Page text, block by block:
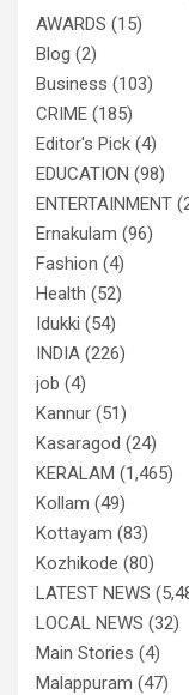
AWARDS (15)
Blog (2)
Business (103)
CRIME (185)
Editor's Pick (4)
EDUCATION (98)
ENTERTAINMENT
Ernakulam (96)
Fashion (4)
Health (52)
Idukki (54)
INDIA (226)
job (4)
Kannur (51)
Kasaragod (24)
KERALAM (1,465)
Kollam (49)
Kottayam (83)
Kozhikode (80)
LATEST NEWS
LOCAL NEWS (32)
Main Stories (4)
Malappuram (47)